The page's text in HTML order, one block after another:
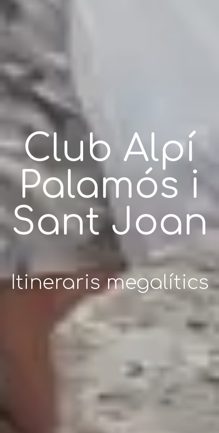
Club Alpí
Palamós i
Sant Joan
Cinema Prèmium
de Muntanya i
Natura